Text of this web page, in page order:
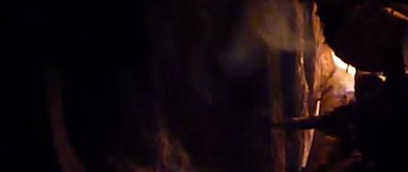
coulure, blessures,
Observer la saison
maturation, dormance, véraison,